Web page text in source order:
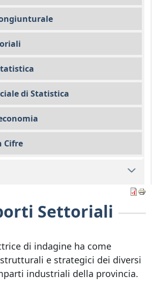
Settoriali
di indagine ha come
e strategici dei diversi
industriali della provincia.
di Statistica
Cifre